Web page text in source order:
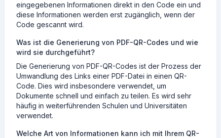
eingegebenen Informationen direkt in den Code ein und
diese Informationen werden erst zugänglich, wenn der
Code gescannt wird.
Was ist die Generierung von PDF-QR-Codes und wie
wird sie durchgeführt?
Die Generierung von PDF-QR-Codes ist der Prozess der
Umwandlung des Links einer PDF-Datei in einen QR-
Code. Dies wird insbesondere verwendet, um
Dokumente schnell und einfach zu teilen. Es wird sehr
häufig in weiterführenden Schulen und Universitäten
verwendet.
Welche Art von Informationen kann ich mit Ihrem QR-